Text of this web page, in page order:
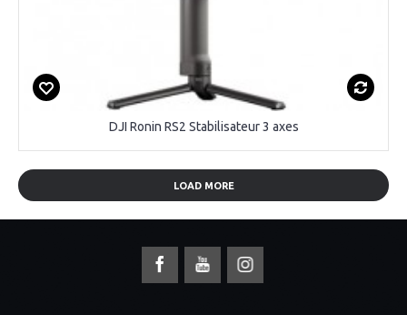
DJI Ronin RS2 Stabilisateur 3 axes
LOAD MORE